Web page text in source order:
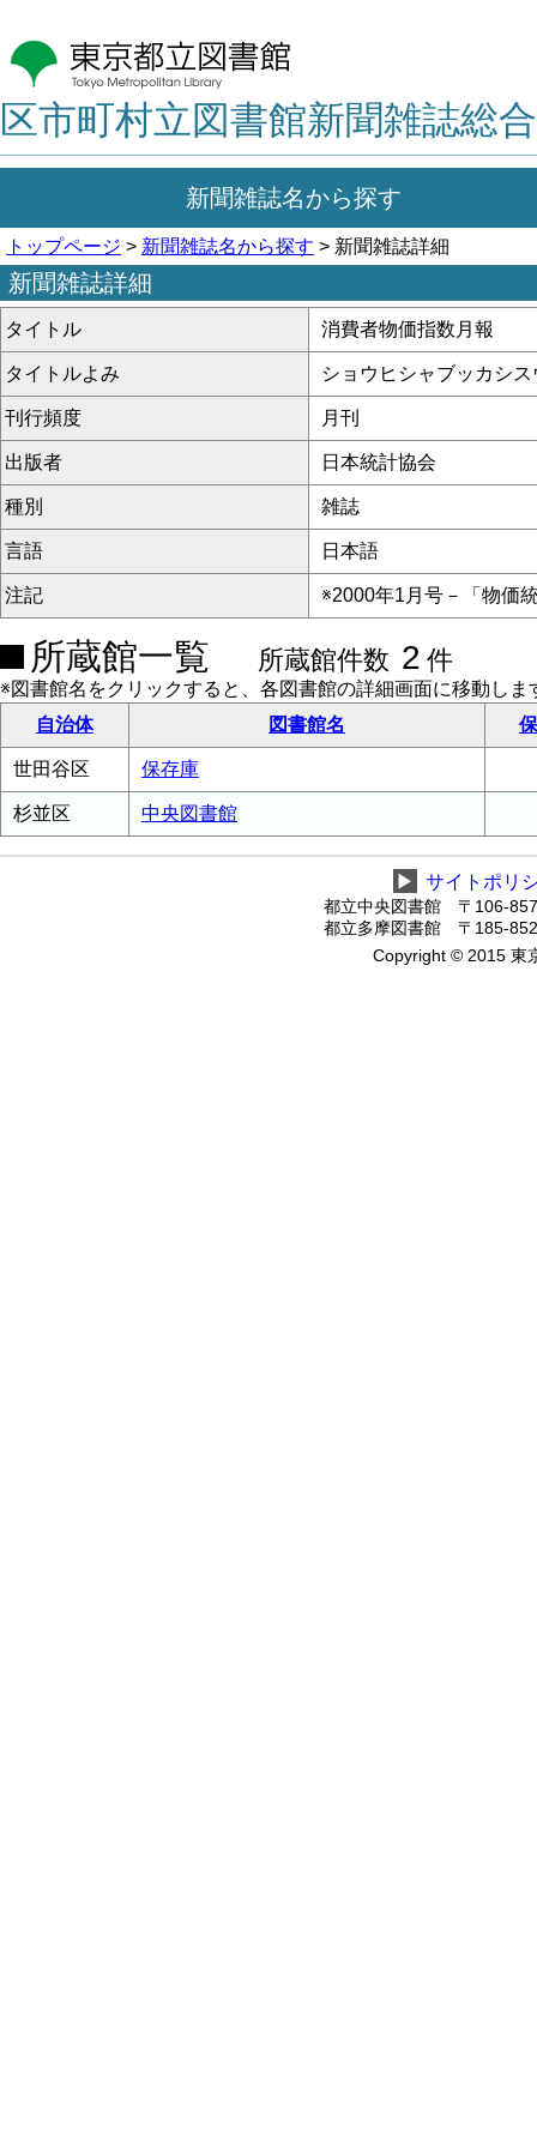
区市町村立図書館新聞雑誌総
新聞雑誌名から探す
トップページ > 新聞雑誌名から探す > 新聞雑誌詳細
新聞雑誌詳細
タイトル 消費者物価指数月報
タイトルよみ ショウヒシャブッカシ
刊行頻度 月刊
出版者 日本統計協会
種別 雑誌
言語 日本語
注記 ※2000年1月号－「物価
所蔵館一覧 所蔵館件数 2 件
※図書館名をクリックすると、各図書館の詳細画面に移動しま
自治体
図書館名
世田谷区 保存庫
杉並区 中央図書館
▶ サイトポリ
都立中央図書館 〒106-
都立多摩図書館 〒185-
Copyright © 2015 東